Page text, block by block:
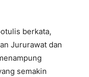
berkata,
Jururawat dan
semakin